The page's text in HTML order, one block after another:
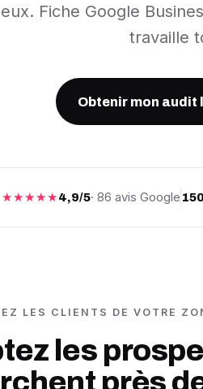
eux. Fiche Google
travaille
Obtenir mon
★★★★★4,9/5· 86 avis Google
LES CLIENTS DE VOTRE
les
près